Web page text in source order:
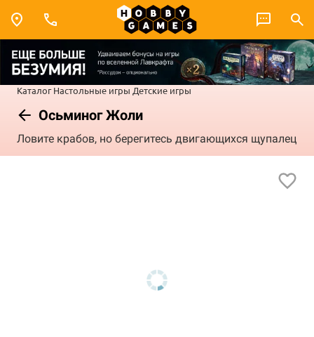
Каталог Настольные игры Детские игры
Осьминог Жоли
Ловите крабов, но берегитесь двигающихся щупалец